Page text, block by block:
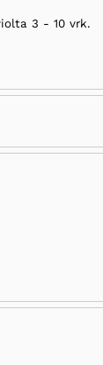
3 - 10 vrk.